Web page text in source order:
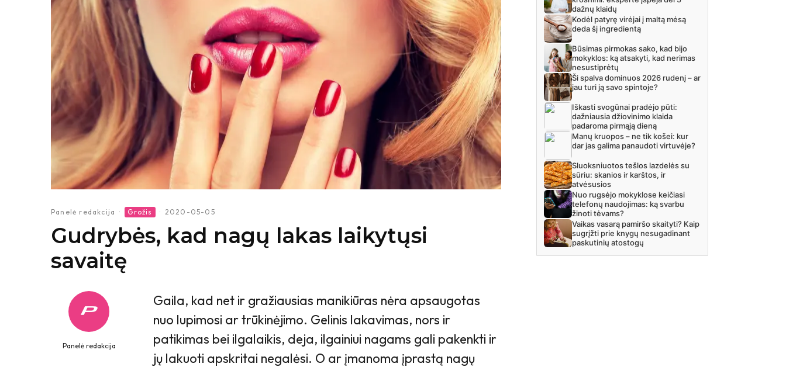
Panelė redakcija · Grožis · 2020-05-05
Gudrybės, kad nagų lakas laikytųsi
savaitę
Panelė redakcija
Gaila, kad net ir gražiausias manikiūras nėra apsaugotas
nuo lupimosi ar trūkinėjimo. Gelinis lakavimas, nors ir
patikimas bei ilgalaikis, deja, ilgainiui nagams gali pakenkti ir
jų lakuoti apskritai negalėsi. O ar įmanoma įprastą nagų